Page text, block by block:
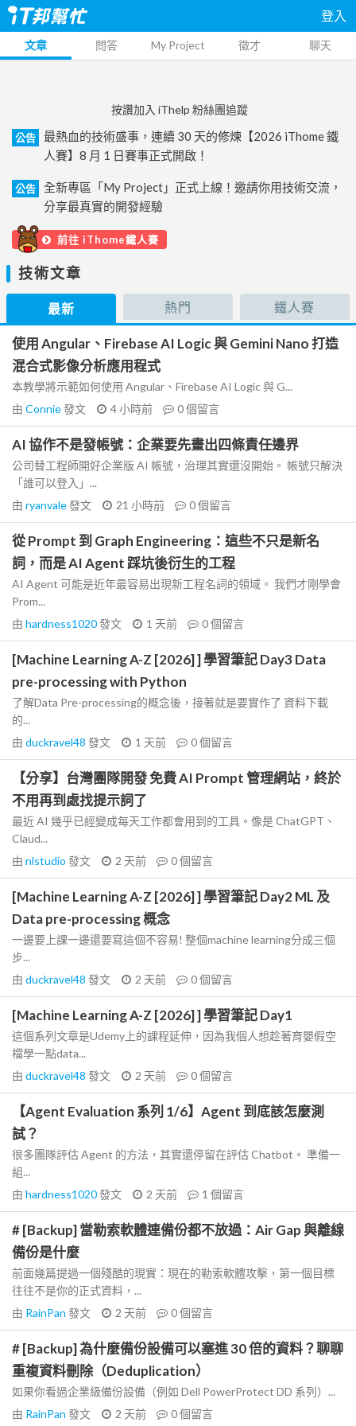
登入
文章 問答 My Project 徵才 聊天
按讚加入 iThelp 粉絲團追蹤
公告
最熱血的技術盛事，連續 30 天的修煉【2026 iThome 鐵
人賽】8 月 1 日賽事正式開啟！
公告
全新專區「My Project」正式上線！邀請你用技術交流，
分享最真實的開發經驗
前往 iThome鐵人賽
技術文章
最新 熱門 鐵人賽
使用 Angular、Firebase AI Logic 與 Gemini Nano 打造
混合式影像分析應用程式
本教學將示範如何使用 Angular、Firebase AI Logic 與 G...
由 Connie發文 4 小時前 0個留言
AI 協作不是發帳號：企業要先畫出四條責任邊界
公司替工程師開好企業版 AI 帳號，治理其實還沒開始。 帳號只解決
「誰可以登入」...
由 ryanvale發文 21 小時前 0個留言
從 Prompt 到 Graph Engineering：這些不只是新名
詞，而是 AI Agent 踩坑後衍生的工程
AI Agent 可能是近年最容易出現新工程名詞的領域。 我們才剛學會
Prom...
由 hardness1020發文 1 天前 0個留言
[Machine Learning A-Z [2026] ] 學習筆記 Day3 Data
pre-processing with Python
了解Data Pre-processing的概念後，接著就是要實作了 資料下載
的...
由 duckravel48 發文 1 天前 0個留言
【分享】台灣團隊開發 免費 AI Prompt 管理網站，終於
不用再到處找提示詞了
最近 AI 幾乎已經變成每天工作都會用到的工具。像是 ChatGPT、
Claud...
由 nlstudio 發文 2 天前 0個留言
[Machine Learning A-Z [2026] ] 學習筆記 Day2 ML 及
Data pre-processing 概念
一邊要上課一邊還要寫這個不容易! 整個machine learning分成三個
步...
由 duckravel48 發文 2 天前 0個留言
[Machine Learning A-Z [2026] ] 學習筆記 Day1
這個系列文章是Udemy上的課程延伸，因為我個人想趁著育嬰假空
檔學一點data...
由 duckravel48 發文 2 天前 0個留言
【Agent Evaluation 系列 1/6】Agent 到底該怎麼測
試？
很多團隊評估 Agent 的方法，其實還停留在評估 Chatbot。 準備一
組...
由 hardness1020發文 2 天前 1 個留言
# [Backup] 當勒索軟體連備份都不放過：Air Gap 與離線
備份是什麼
前面幾篇提過一個殘酷的現實：現在的勒索軟體攻擊，第一個目標
往往不是你的正式資料，...
由 RainPan 發文 2 天前 0個留言
# [Backup] 為什麼備份設備可以塞進 30 倍的資料？聊聊
重複資料刪除（Deduplication）
如果你看過企業級備份設備（例如 Dell PowerProtect DD 系列）...
由 RainPan 發文 2 天前 0個留言